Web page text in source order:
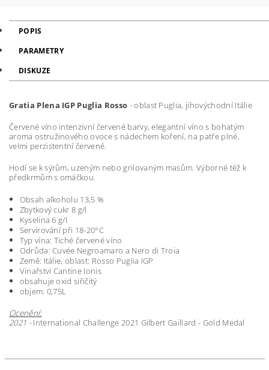
POPIS
PARAMETRY
DISKUZE
Gratia Plena IGP Puglia Rosso - oblast Puglia, jihovýchodní Itálie
Červené víno intenzivní červené barvy, elegantní víno s bohatým
aroma ostružinového ovoce s nádechem koření, na patře plné,
velmi perzistentní červené.
Hodí se k sýrům, uzeným nebo grilovaným masům. Výborné též k
předkrmům s omáčkou.
Obsah alkoholu 13,5 %
Zbytkový cukr 8 g/l
Kyselina 6 g/l
Servírování při 18-20°C
Typ vína: Tiché červené víno
Odrůda: Cuvée Negroamaro a Nero di Troia
Země: Itálie, oblast: Rosso Puglia IGP
Vinařství Cantine Ionis
obsahuje oxid siřičitý
objem: 0,75L
Ocenění:
2021 -International Challenge 2021 Gilbert Gaillard - Gold Medal